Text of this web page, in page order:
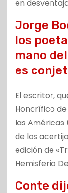
en
Jorge
los
mano
es
El escritor,
Honorífico de
las
de los
edición de
Hemisferio
Conte